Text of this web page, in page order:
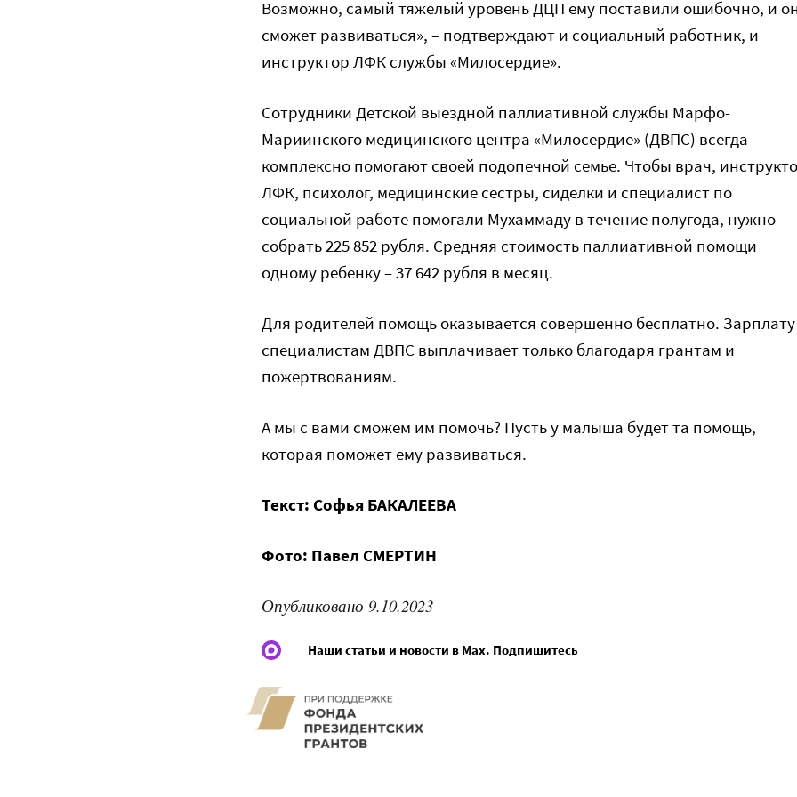
Возможно, самый тяжелый уровень ДЦП ему поставили ошибочно, и
сможет развиваться», – подтверждают и социальный работник, и
инструктор ЛФК службы «Милосердие».
Сотрудники Детской выездной паллиативной службы Марфо-
Мариинского медицинского центра «Милосердие» (ДВПС) всегда
комплексно помогают своей подопечной семье. Чтобы врач,
ЛФК, психолог, медицинские сестры, сиделки и специалист по
социальной работе помогали Мухаммаду в течение полугода, нужно
собрать 225 852 рубля. Средняя стоимость паллиативной помощи
одному ребенку – 37 642 рубля в месяц.
Для родителей помощь оказывается совершенно бесплатно. Зарплату
специалистам ДВПС выплачивает только благодаря грантам и
пожертвованиям.
А мы с вами сможем им помочь? Пусть у малыша будет та помощь,
которая поможет ему развиваться.
Текст: Софья БАКАЛЕЕВА
Фото: Павел СМЕРТИН
Опубликовано 9.10.2023
Наши статьи и новости в Max. Подпишитесь